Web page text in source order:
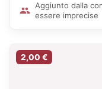
Aggiunto dalla
essere imprecise
2,00 €